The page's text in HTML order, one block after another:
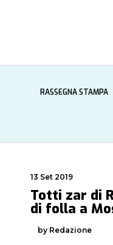
RASSEGNA STAMPA
13 Set 2019
Totti zar di
di folla a
by Redazione